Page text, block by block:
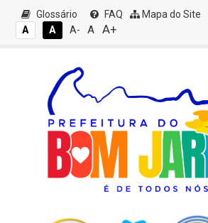
Glossário FAQ Mapa do Site
A
A A- A A+